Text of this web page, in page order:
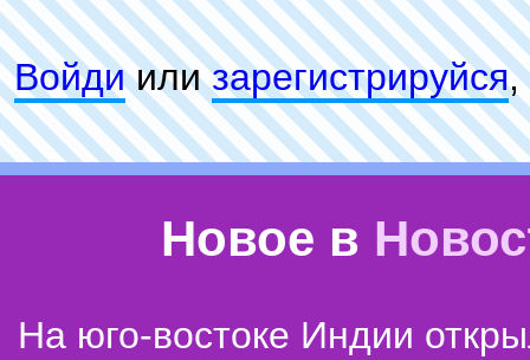
Войдиилизарeгиcтpируйся,
Новое в
На юго-востоке Индии